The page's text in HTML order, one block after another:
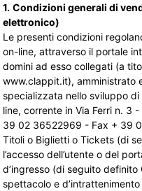
1. Condizioni generali di
elettronico)
Le presenti condizioni
on-line, attraverso il portale
domini ad esso collegati (a
www.clappit.it), amministrato
specializzata nello sviluppo
line, corrente in Via Ferri n. 3
39 02 36522969 - Fax + 39
Titoli o Biglietti o Tickets (di
l’accesso dell’utente o del
d’ingresso (di seguito
spettacolo e